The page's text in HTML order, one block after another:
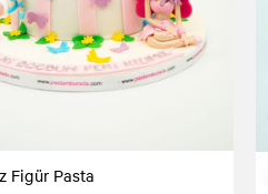
Figür Pasta